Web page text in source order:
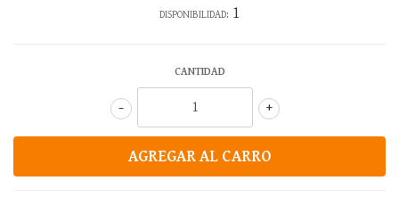
DISPONIBILIDAD: 1
CANTIDAD
+
-